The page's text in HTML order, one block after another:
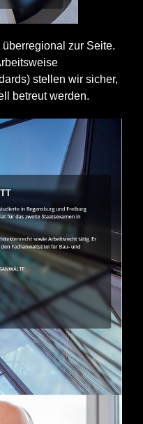
zur Seite.
stellen wir sicher,
betreut werden.